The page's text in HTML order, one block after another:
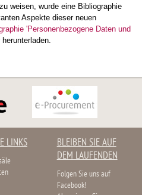
weisen, wurde eine Bibliographie
Aspekte dieser neuen
'Personenbezogene Daten und
LINKS
BLEIBEN SIE AUF
DEM LAUFENDEN
Folgen Sie uns auf
Facebook!